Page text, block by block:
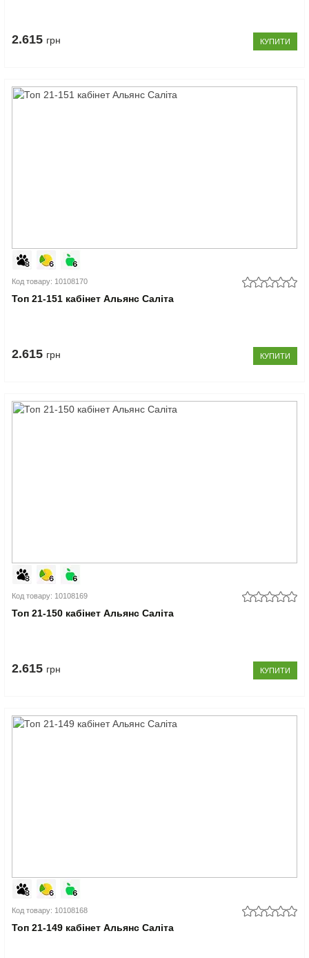
2.615 грн КУПИТИ
Код товару: 10108170
Топ 21-151 кабінет Альянс Саліта
2.615 грн КУПИТИ
Код товару: 10108169
Топ 21-150 кабінет Альянс Саліта
2.615 грн КУПИТИ
Код товару: 10108168
Топ 21-149 кабінет Альянс Саліта